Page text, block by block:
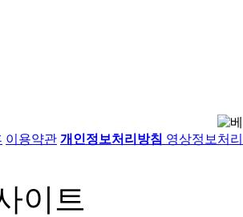
이용약관 개인정보처리방침 영상정보처
이트